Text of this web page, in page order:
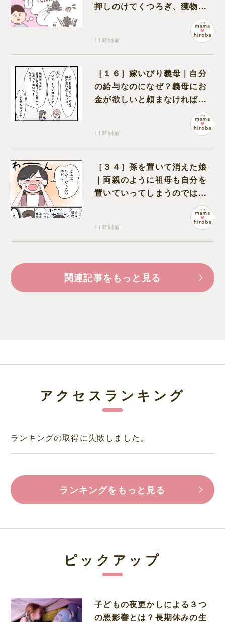
押しのけてくつろぎ、獲物に
も物怖じしない鋼のハート
11時間前
［１６］嫁いびり義母｜自分
の給与なのになぜ？義母にお
金が欲しいと頼まなければな
11時間前
［３４］孫を置いて消えた娘
｜両親のように祖母も自分を
置いていってしまうのでは？
と怯えて泣く孫に心が痛む
11時間前
関連記事をもっと見る
アクセスランキング
ランキングの取得に失敗しました。
ランキングをもっと見る
ピックアップ
子どもの夜更かしによる３つ
の悪影響とは？長期休みの生